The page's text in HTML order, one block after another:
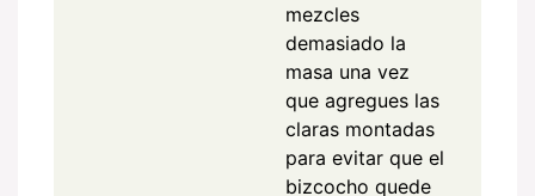
mezcles
demasiado la
masa una vez
que agregues las
claras montadas
para evitar que el
bizcocho quede